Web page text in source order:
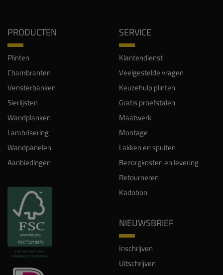
PRODUCTEN
Plinten
Chambranten
Vensterbanken
Sierlijsten
Wandplanken
Lambrisering
Wandpanelen
Aanbiedingen
SERVICE
Klantendienst
Veelgestelde vragen
Keuzehulp plinten
Gratis proefstalen
Maatwerk
Montage
Lakken en spuiten
Bezorgkosten en levering
Retourneren
Kadobon
NIEUWSBRIEF
Inschrijven
Uitschrijven